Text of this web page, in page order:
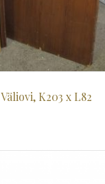
Väliovi, K203 x L82